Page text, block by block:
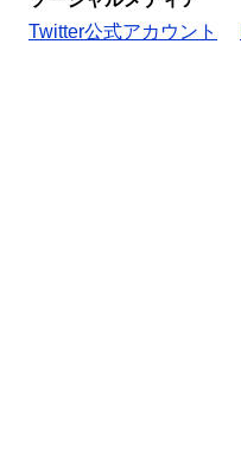
Twitter公式アカウント